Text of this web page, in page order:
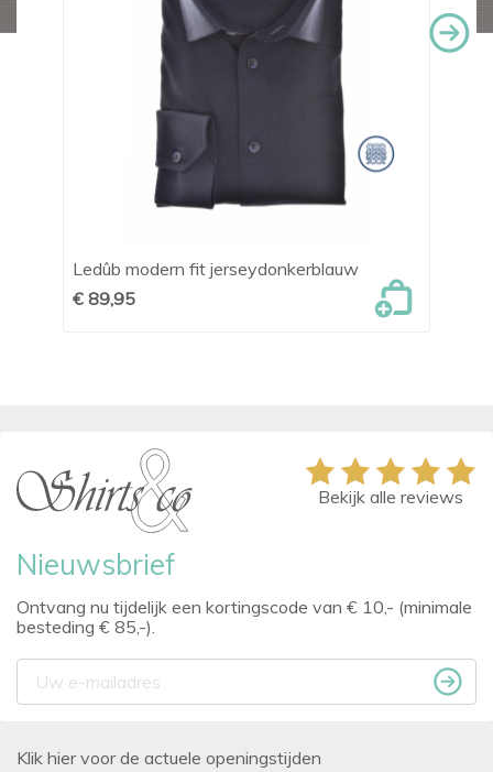
Ledûb modern fit jerseydonkerblauw
€ 89,95
Nieuwsbrief
Ontvang nu tijdelijk een kortingscode van € 10,- (minimale
besteding € 85,-).
Bekijk alle reviews
Klik hier voor de actuele openingstijden